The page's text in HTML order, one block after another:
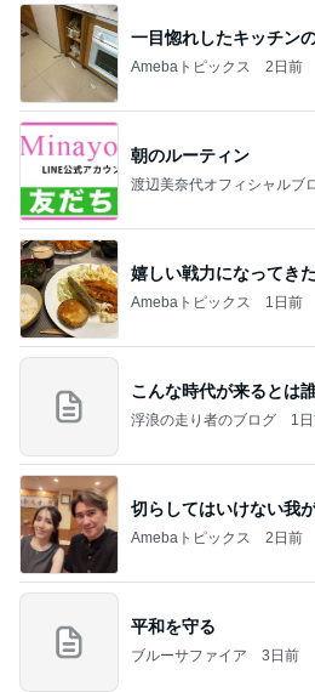
一目惚れしたキッチン
Amebaトピックス 2日前
朝のルーティン
渡辺美奈代オフィシャルブ
嬉しい戦力になってき
Amebaトピックス 1日前
こんな時代が来るとは
浮浪の走り者のブログ 1
切らしてはいけない我
Amebaトピックス 2日前
平和を守る
ブルーサファイア 3日前